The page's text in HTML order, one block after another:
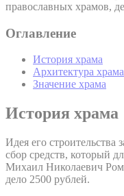
православных храмов,
Оглавление
История храма
Архитектура храма
Значение храма
История храма
Идея его строительства
сбор средств, который
Михаил Николаевич
дело 2500 рублей.